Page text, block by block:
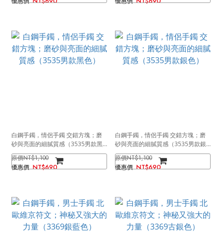
白鋼手鐲，情侶手鐲 交錯方塊；磨
砂與亮面的細膩質感（3535男款黑
色）
NT$1,100
NT$690
白鋼手鐲，情侶手鐲 交錯方塊；磨
砂與亮面的細膩質感（3535男款銀
色）
NT$1,100
NT$690